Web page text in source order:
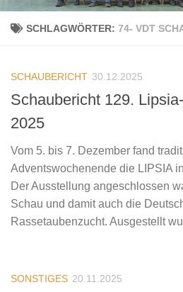
SCHLAGWÖRTER: 74- VDT
SCHAUBERICHT 30.12.2025
Schaubericht 129.
2025
Vom 5. bis 7. Dezember fand
Adventswochenende die LIPSIA
Der Ausstellung
Schau und damit auch die
Rassetaubenzucht. Ausgestellt
SONSTIGES 20.11.2025